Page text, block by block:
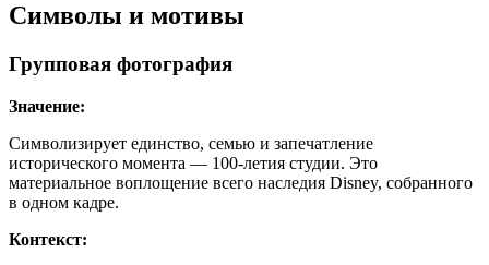
Символы и мотивы
Групповая фотография
Значение:
Символизирует единство, семью и запечатление
исторического момента — 100-летия студии. Это
материальное воплощение всего наследия Disney, собранного
в одном кадре.
Контекст: